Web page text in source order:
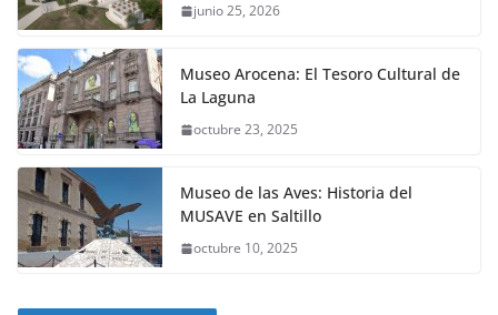
junio 25, 2026
Museo Arocena: El Tesoro Cultural de
La Laguna
octubre 23, 2025
Museo de las Aves: Historia del
MUSAVE en Saltillo
octubre 10, 2025